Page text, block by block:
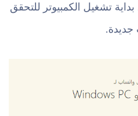
تشغيل الكمبيوتر للتحقق
جديدة.